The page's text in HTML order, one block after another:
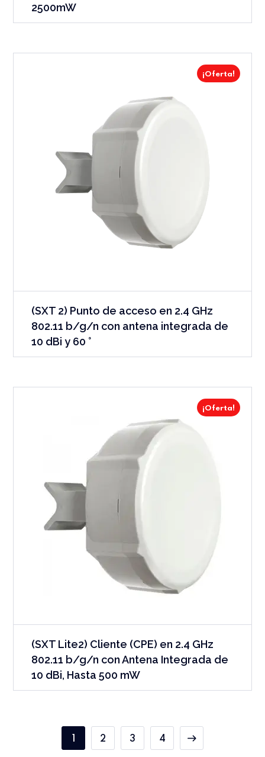
2500mW
¡Oferta!
(SXT 2) Punto de acceso en 2.4 GHz
802.11 b/g/n con antena integrada de
10 dBi y 60 °
¡Oferta!
(SXT Lite2) Cliente (CPE) en 2.4 GHz
802.11 b/g/n con Antena Integrada de
10 dBi, Hasta 500 mW
2 3 4